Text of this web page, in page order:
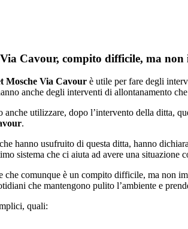
Cavour, compito difficile, ma non
Mosche Via Cavour è utile per fare degli
anche degli interventi di allontanamento
anche utilizzare, dopo l’intervento della ditta,
.
hanno usufruito di questa ditta, hanno
sistema che ci aiuta ad avere una
che comunque è un compito difficile, ma non
che mantengono pulito l’ambiente e
quali: